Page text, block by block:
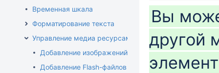
Временная шкала
Форматирование текста
Управление медиа ресурсами
Добавление изображений
Добавление Flash-файлов
Вы
другой